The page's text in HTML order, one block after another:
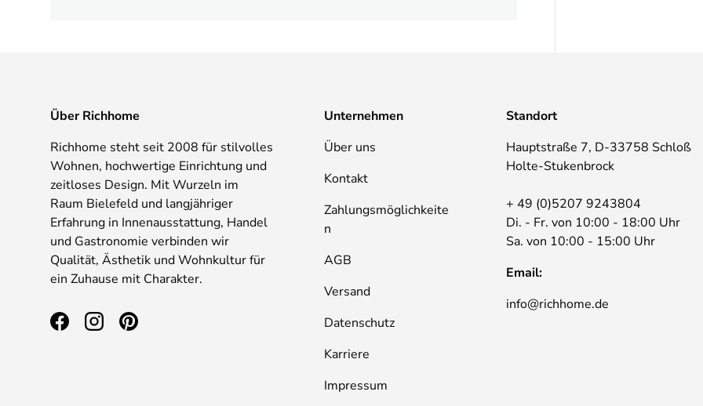
Über Richhome
Richhome steht seit 2008 für stilvolles
Wohnen, hochwertige Einrichtung und
zeitloses Design. Mit Wurzeln im
Raum Bielefeld und langjähriger
Erfahrung in Innenausstattung, Handel
und Gastronomie verbinden wir
Qualität, Ästhetik und Wohnkultur für
ein Zuhause mit Charakter.
FacebookInstagramPinterest
Unternehmen
Über uns
Kontakt
Zahlungsmöglichkeite
n
AGB
Versand
Datenschutz
Karriere
Impressum
Standort
Hauptstraße 7, D-33758 Schloß
Holte-Stukenbrock
+ 49 (0)5207 9243804
Di. - Fr. von 10:00 - 18:00 Uhr
Sa. von 10:00 - 15:00 Uhr
Email:
info@richhome.de